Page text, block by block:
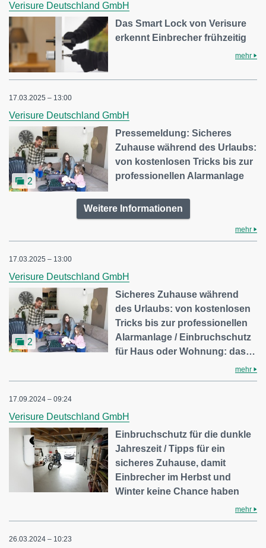
Verisure Deutschland GmbH
Das Smart Lock von Verisure
erkennt Einbrecher frühzeitig
mehr
17.03.2025 – 13:00
Verisure Deutschland GmbH
2
Pressemeldung: Sicheres
Zuhause während des Urlaubs:
von kostenlosen Tricks bis zur
professionellen Alarmanlage
Weitere Informationen
mehr
17.03.2025 – 13:00
Verisure Deutschland GmbH
2
Sicheres Zuhause während
des Urlaubs: von kostenlosen
Tricks bis zur professionellen
Alarmanlage / Einbruchschutz
für Haus oder Wohnung: das…
mehr
17.09.2024 – 09:24
Verisure Deutschland GmbH
Einbruchschutz für die dunkle
Jahreszeit / Tipps für ein
sicheres Zuhause, damit
Einbrecher im Herbst und
Winter keine Chance haben
mehr
26.03.2024 – 10:23